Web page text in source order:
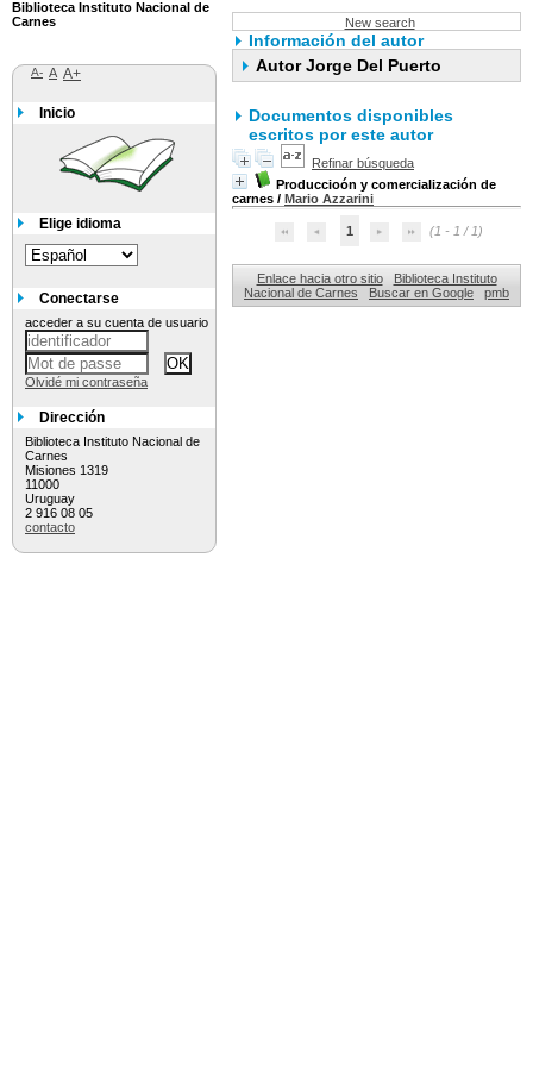
New search
Información del autor
Autor Jorge Del Puerto
Documentos disponibles
escritos por este autor
Refinar búsqueda
Produccioón y comercialización de
carnes / Mario Azzarini
1 (1 - 1 / 1)
Enlace hacia otro sitio
Biblioteca Instituto
Nacional de Carnes
Buscar en Google pmb
Biblioteca Instituto Nacional de
Carnes
A- A A+
Inicio
Elige idioma
Conectarse
acceder a su cuenta de usuario
Olvidé mi contraseña
Dirección
Biblioteca Instituto Nacional de
Carnes
Misiones 1319
11000
Uruguay
2 916 08 05
contacto